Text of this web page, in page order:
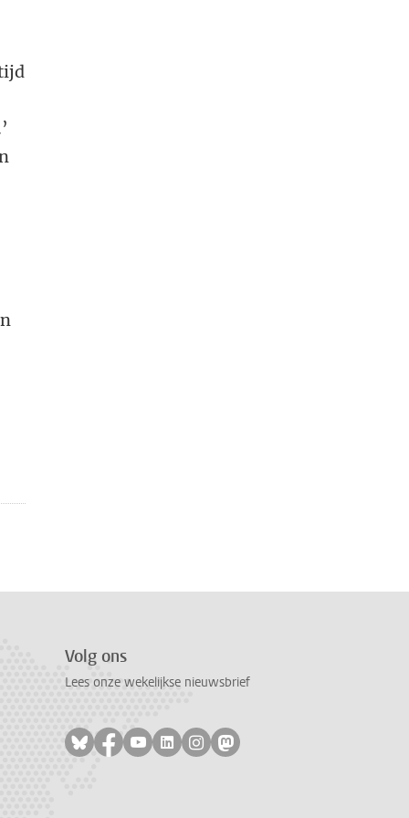
Volg ons
Lees onze wekelijkse nieuwsbrief
Volg ons op bluesky
Volg ons op facebook
Volg ons op youtube
Volg ons op linkedin
Volg ons op instagram
Volg ons op mastodon